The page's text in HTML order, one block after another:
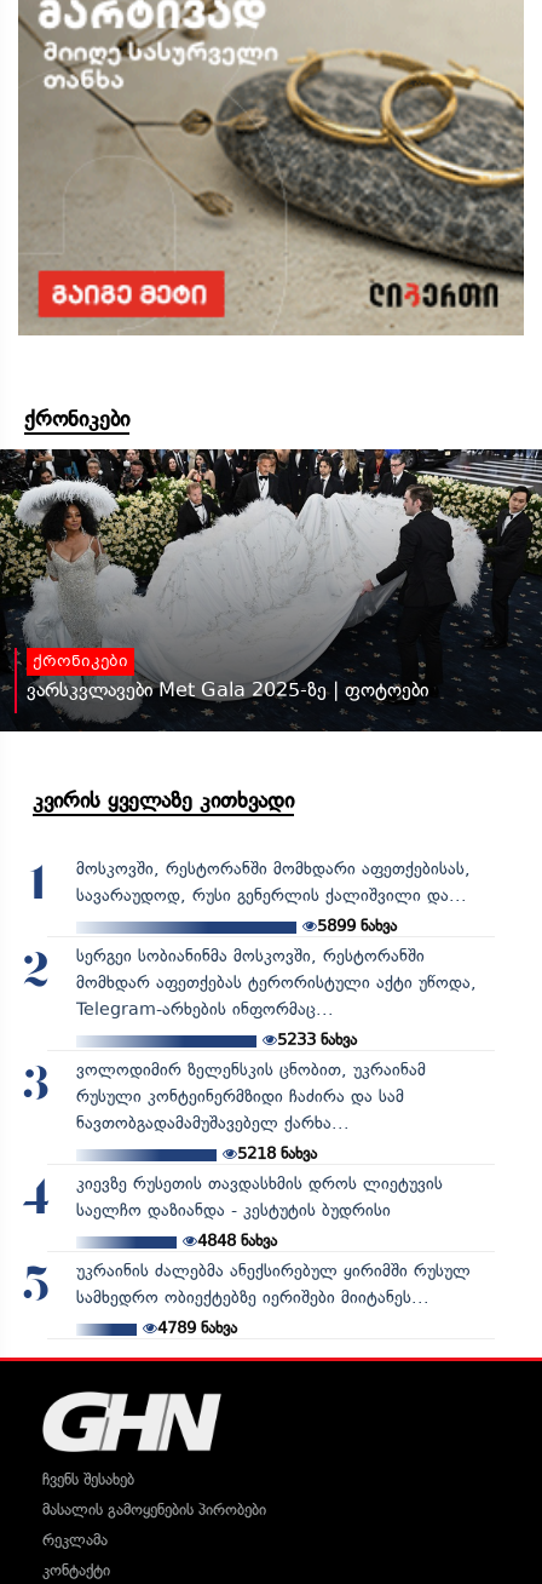
ქრონიკები
ქრონიკები
ვარსკვლავები Met Gala 2025-ზე | ფოტოები
კვირის ყველაზე კითხვადი
1
მოსკოვში, რესტორანში მომხდარი აფეთქებისას,
სავარაუდოდ, რუსი გენერლის ქალიშვილი და...
5899 ნახვა
2
სერგეი სობიანინმა მოსკოვში, რესტორანში
მომხდარ აფეთქებას ტერორისტული აქტი უწოდა,
Telegram-არხების ინფორმაც...
5233ნახვა
3
ვოლოდიმირ ზელენსკის ცნობით, უკრაინამ
რუსული კონტეინერმზიდი ჩაძირა და სამ
ნავთობგადამამუშავებელ ქარხა...
5218ნახვა
4
კიევზე რუსეთის თავდასხმის დროს ლიეტუვის
საელჩო დაზიანდა - კესტუტის ბუდრისი
4848ნახვა
5
უკრაინის ძალებმა ანექსირებულ ყირიმში რუსულ
სამხედრო ობიექტებზე იერიშები მიიტანეს...
4789ნახვა
ჩვენს შესახებ
მასალის გამოყენების პირობები
რეკლამა
კონტაქტი